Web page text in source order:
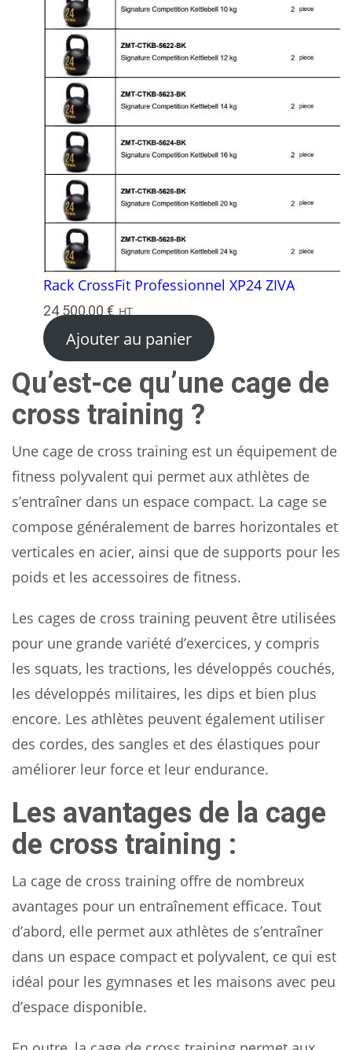
Rack CrossFit Professionnel XP24 ZIVA
24 500,00 € HT
Ajouter au panier
Qu’est-ce qu’une cage de
cross training ?
Une cage de cross training est un équipement de
fitness polyvalent qui permet aux athlètes de
s’entraîner dans un espace compact. La cage se
compose généralement de barres horizontales et
verticales en acier, ainsi que de supports pour les
poids et les accessoires de fitness.
Les cages de cross training peuvent être utilisées
pour une grande variété d’exercices, y compris
les squats, les tractions, les développés couchés,
les développés militaires, les dips et bien plus
encore. Les athlètes peuvent également utiliser
des cordes, des sangles et des élastiques pour
améliorer leur force et leur endurance.
Les avantages de la cage
de cross training :
La cage de cross training offre de nombreux
avantages pour un entraînement efficace. Tout
d’abord, elle permet aux athlètes de s’entraîner
dans un espace compact et polyvalent, ce qui est
idéal pour les gymnases et les maisons avec peu
d’espace disponible.